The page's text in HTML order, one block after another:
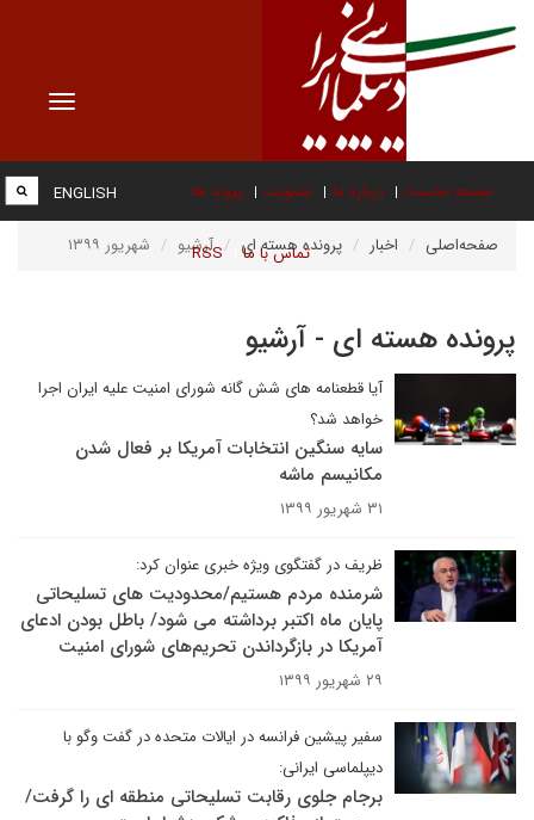
Toggle
صفحه نخست درباره ما عضویت پیوند ها
تماس با ما RSS
ENGLISH
صفحه‌اصلی اخبار پرونده هسته ای آرشیو شهریور ۱۳۹۹
پرونده هسته ای - آرشیو
آیا قطعنامه های شش گانه شورای امنیت علیه ایران اجرا
خواهد شد؟
سایه سنگین انتخابات آمریکا بر فعال شدن
مکانیسم ماشه
۳۱ شهریور ۱۳۹۹
ظریف در گفتگوی ویژه خبری عنوان کرد:
شرمنده مردم هستیم/محدودیت های تسلیحاتی
پایان ماه اکتبر برداشته می شود/ باطل بودن ادعای
آمریکا در بازگرداندن تحریم‌های شورای امنیت
۲۹ شهریور ۱۳۹۹
سفیر پیشین فرانسه در ایالات متحده در گفت وگو با
دیپلماسی ایرانی:
برجام جلوی رقابت تسلیحاتی منطقه ای را گرفت/